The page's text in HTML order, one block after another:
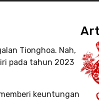
Tionghoa. Nah,
pada tahun 2023
keuntungan